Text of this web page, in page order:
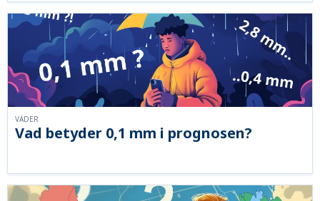
Vad betyder 0,1 mm i prognosen?
VÄDER